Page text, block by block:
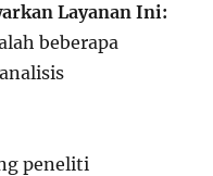
Layanan Ini:
beberapa
peneliti